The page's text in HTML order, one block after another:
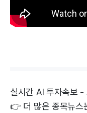
실시간 AI 투자속보 -
👉 더 많은 종목뉴스